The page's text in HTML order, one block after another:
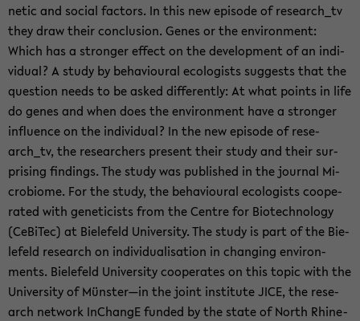
ne­tic and so­cial fac­tors. In this new epi­so­de of re­se­arch_tv
they draw their con­clu­si­on. Genes or the en­vi­ron­ment:
Which has a stron­ger ef­fect on the de­ve­lo­p­ment of an in­di­
vi­du­al? A study by be­ha­viou­ral eco­lo­gists sug­gests that the
ques­ti­on needs to be asked dif­fer­ent­ly: At what points in life
do genes and when does the en­vi­ron­ment have a stron­ger
in­flu­ence on the in­di­vi­du­al? In the new epi­so­de of re­se­
arch_tv, the re­se­ar­chers pre­sent their study and their sur­
pri­sing fin­dings. The study was pu­blished in the jour­nal Mi­
cro­bio­me. For the study, the be­ha­viou­ral eco­lo­gists co­ope­
ra­ted with ge­ne­ti­cists from the Cent­re for Bio­tech­no­lo­gy
(Ce­Bi­Tec) at Bie­le­feld Uni­ver­si­ty. The study is part of the Bie­
le­feld re­se­arch on in­di­vi­dua­li­sa­ti­on in chan­ging en­vi­ron­
ments. Bie­le­feld Uni­ver­si­ty co­ope­ra­tes on this topic with the
Uni­ver­si­ty of Müns­ter—in the joint in­sti­tu­te JICE, the re­se­
arch net­work In­Chan­gE fun­ded by the state of North Rhine-​